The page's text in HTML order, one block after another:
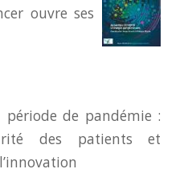
ouvre ses
période de pandémie :
des patients et